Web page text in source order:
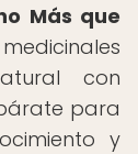
Más que
con
para
y